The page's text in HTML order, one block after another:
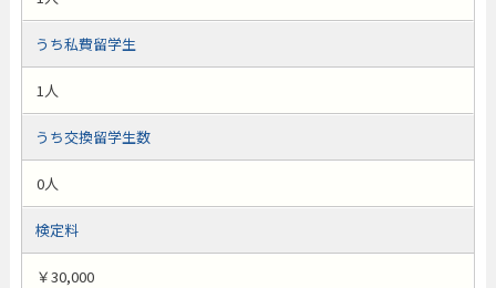
うち私費留学生
1人
うち交換留学生数
0人
検定料
￥30,000